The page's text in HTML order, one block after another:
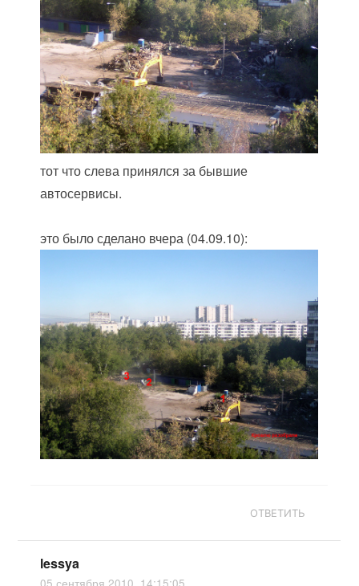
тот что слева принялся за бывшие
автосервисы.
это было сделано вчера (04.09.10):
ОТВЕТИТЬ
lessya
05 сентября 2010, 14:15:05